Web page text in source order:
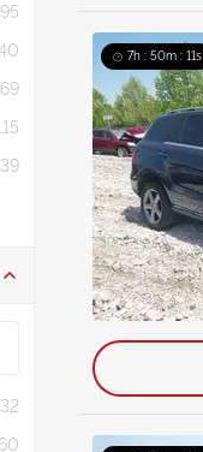
7h : 50m : 10s